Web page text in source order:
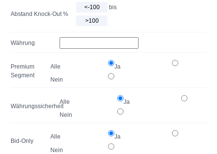
Abstand Knock-Out %
bis
Währung
Premium
Segment
Alle
Ja
Nein
Währungssicherheit
Alle
Ja
Nein
Bid-Only
Alle
Ja
Nein